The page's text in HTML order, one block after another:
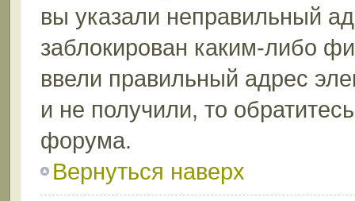
вы указали неправильный
заблокирован каким-либо
ввели правильный адрес
и не получили, то
форума.
Вернуться наверх